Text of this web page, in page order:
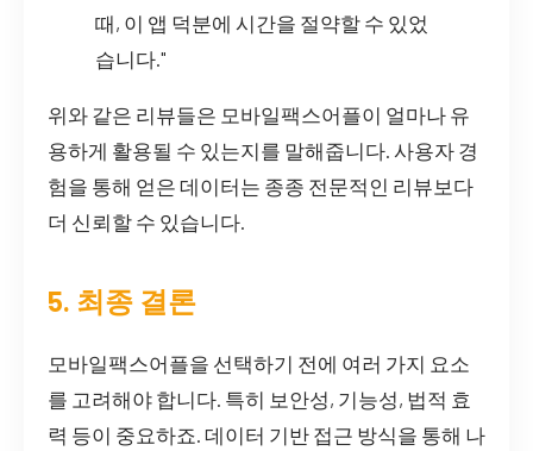
때, 이 앱 덕분에 시간을 절약할 수 있었
습니다."
위와 같은 리뷰들은 모바일팩스어플이 얼마나 유
용하게 활용될 수 있는지를 말해줍니다. 사용자 경
험을 통해 얻은 데이터는 종종 전문적인 리뷰보다
더 신뢰할 수 있습니다.
5. 최종 결론
모바일팩스어플을 선택하기 전에 여러 가지 요소
를 고려해야 합니다. 특히 보안성, 기능성, 법적 효
력 등이 중요하죠. 데이터 기반 접근 방식을 통해 나